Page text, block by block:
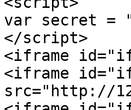
var secret =
</script>
<iframe
<iframe
src="http://